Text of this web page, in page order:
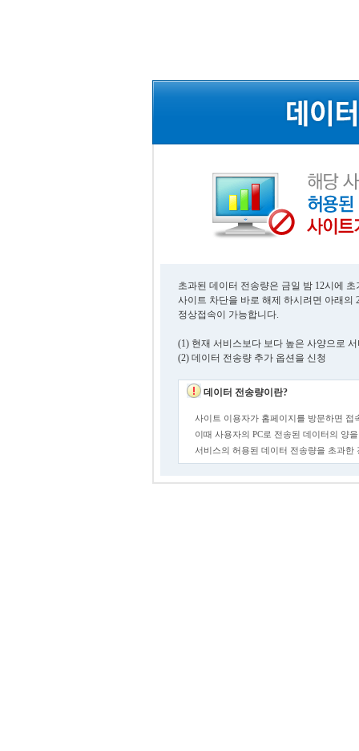
초과된 데이터 전송량은 금일 밤 12시에
사이트 차단을 바로 해제 하시려면 아래의
정상접속이 가능합니다.
(1) 현재 서비스보다 보다 높은 사양으로
(2) 데이터 전송량 추가 옵션을 신청
데이터 전송량이란?
사이트 이용자가 홈페이지를 방문하면 접
이때 사용자의 PC로 전송된 데이터의 양
서비스의 허용된 데이터 전송량을 초과